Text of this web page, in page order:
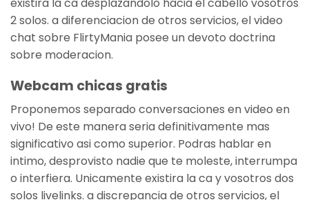
2 solos. a diferenciacion de otros servicios, el video
chat sobre FlirtyMania posee un devoto doctrina
sobre moderacion.
Webcam chicas gratis
Proponemos separado conversaciones en video en
vivo! De este manera seri­a definitivamente mas
significativo asi­ como superior. Podras hablar en
intimo, desprovisto nadie que te moleste, interrumpa
o interfiera. Unicamente existira la ca y vosotros dos
solos livelinks. a discrepancia de otros servicios, el